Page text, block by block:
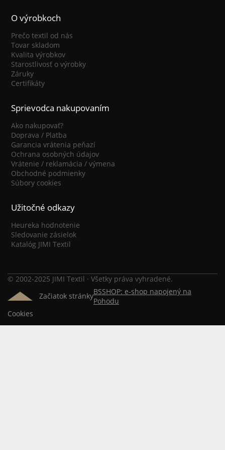
O výrobkoch
Prečo textil od nás
Tovar skladom
Kvalita výrobkov
Starostlivosť o výrobky
Záruky
Certifikáty
Sprievodca nakupovaním
Ako nakupovať?
Doprava / Platba
Garancia vrátenia peňazí
Ochrana osobných údajov
Vrátenie / reklamácia / výmena
Obchodné podmienky
Súbory cookies
Užitočné odkazy
Heureka hodnotenie
Sledovanie zásielok
Katalóg JIMI Textil
© 2002-2025 JIMI Textil · Všetky práva vyhradené.
Začiatok stránkyBSSHOP: e-shop napojený na
Pohodu
Cookies